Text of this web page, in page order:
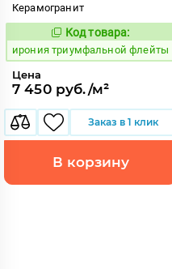
Керамогранит
1106866
Код товара:
ирония триумфальной флейты
Цена
7 450 руб./м²
Заказ в 1 клик
В корзину